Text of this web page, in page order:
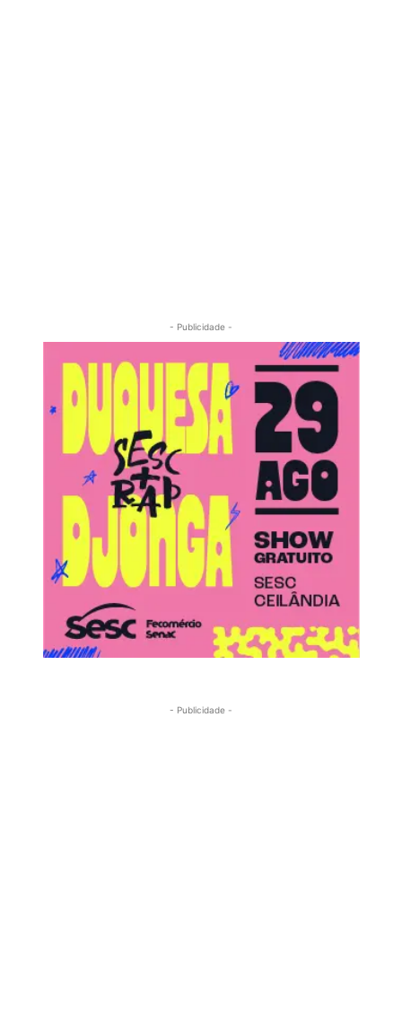
- Publicidade -
- Publicidade -